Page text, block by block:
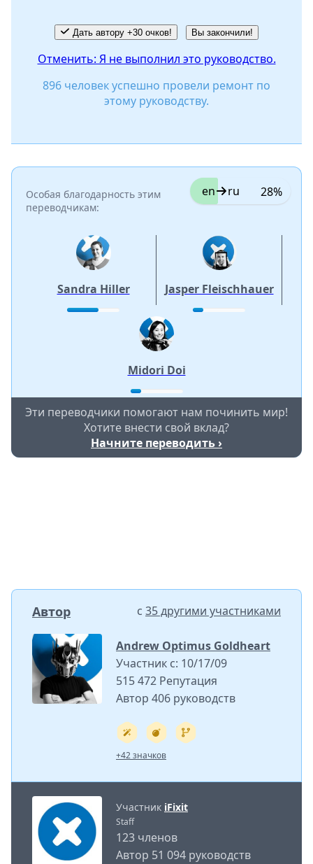
Дать автору +30 очков! Вы закончили!
Отменить: Я не выполнил это руководство.
896 человек успешно провели ремонт по
этому руководству.
Особая благодарность этим
переводчикам:
en ru 28%
Sandra Hiller Jasper Fleischhauer
Midori Doi
Эти переводчики помогают нам починить мир!
Хотите внести свой вклад?
Начните переводить ›
Автор с 35 другими участниками
Andrew Optimus Goldheart
Участник с: 10/17/09
515 472 Репутация
Автор 406 руководств
+42 значков
Участник iFixit
Staff
123 членов
Автор 51 094 руководств